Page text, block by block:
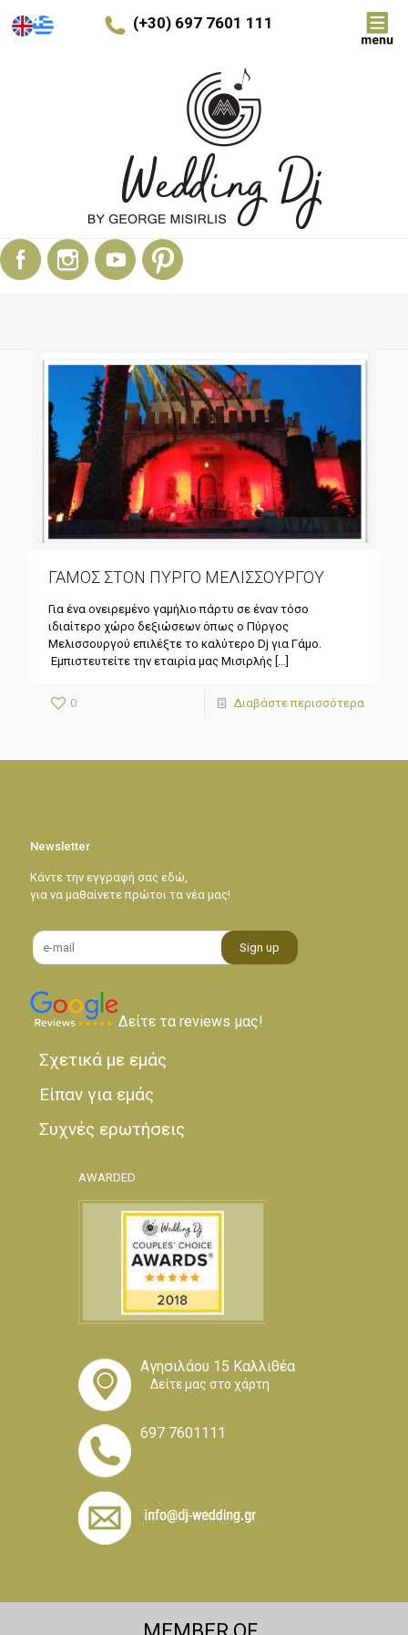
(+30) 697 7601 111
ΓΑΜΟΣ ΣΤΟΝ ΠΥΡΓΟ ΜΕΛΙΣΣΟΥΡΓΟΥ
Για ένα ονειρεμένο γαμήλιο πάρτυ σε έναν τόσο
ιδιαίτερο χώρο δεξιώσεων όπως ο Πύργος
Μελισσουργού επιλέξτε το καλύτερο Dj για Γάμο.
Εμπιστευτείτε την εταιρία μας Μισιρλής […]
0 Διαβάστε περισσότερα
Newsletter
Κάντε την εγγραφή σας εδώ,
για να μαθαίνετε πρώτοι τα νέα μας!
Δείτε τα reviews μας!
Σχετικά με εμάς
Είπαν για εμάς
Συχνές ερωτήσεις
AWARDED
Αγησιλάου 15 Καλλιθέα
Δείτε μας στο χάρτη
697 7601111